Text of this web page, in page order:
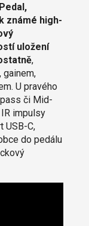
známé high-
uložení
,
gainem,
U pravého
či Mid-
impulsy
USB-C,
do pedálu